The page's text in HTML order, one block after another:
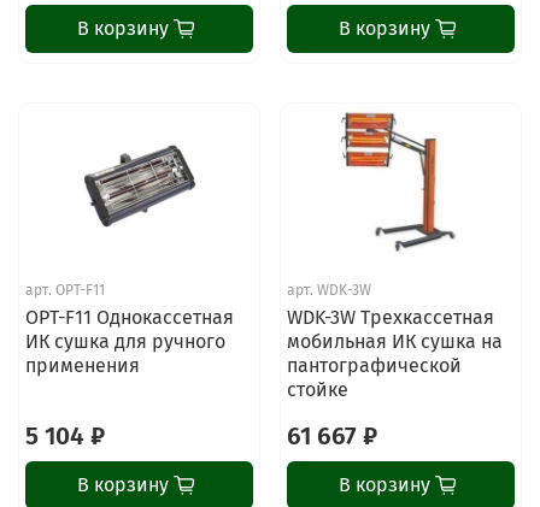
В корзину В корзину
арт. OPT-F11
OPT-F11 Однокассетная
ИК сушка для ручного
применения
5 104 ₽
В корзину
арт. WDK-3W
WDK-3W Трехкассетная
мобильная ИК сушка на
пантографической
стойке
61 667 ₽
В корзину
online
Свяжитесь с нами через любой удобный